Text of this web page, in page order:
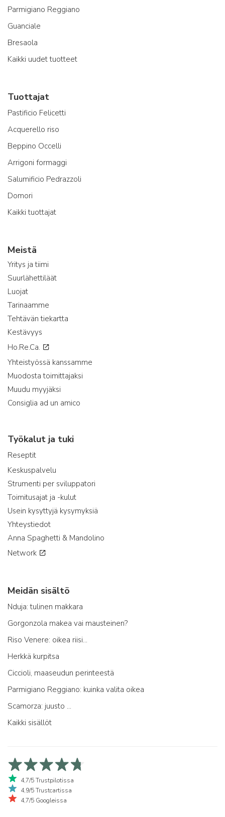
Parmigiano Reggiano
Guanciale
Bresaola
Kaikki uudet tuotteet
Tuottajat
Pastificio Felicetti
Acquerello riso
Beppino Occelli
Arrigoni formaggi
Salumificio Pedrazzoli
Domori
Kaikki tuottajat
Meistä
Yritys ja tiimi
Suurlähettiläät
Luojat
Tarinaamme
Tehtävän tiekartta
Kestävyys
Ho.Re.Ca.
Yhteistyössä kanssamme
Muodosta toimittajaksi
Muudu myyjäksi
Consiglia ad un amico
Työkalut ja tuki
Reseptit
Keskuspalvelu
Strumenti per sviluppatori
Toimitusajat ja -kulut
Usein kysyttyjä kysymyksiä
Yhteystiedot
Anna Spaghetti & Mandolino
Network
Meidän sisältö
Nduja: tulinen makkara
Gorgonzola makea vai mausteinen?
Riso Venere: oikea riisi...
Herkkä kurpitsa
Ciccioli, maaseudun perinteestä
Parmigiano Reggiano: kuinka valita oikea
Scamorza: juusto ...
Kaikki sisällöt
4,7/5 Trustpilotissa
4,9/5 Trustcartissa
4,7/5 Googleissa